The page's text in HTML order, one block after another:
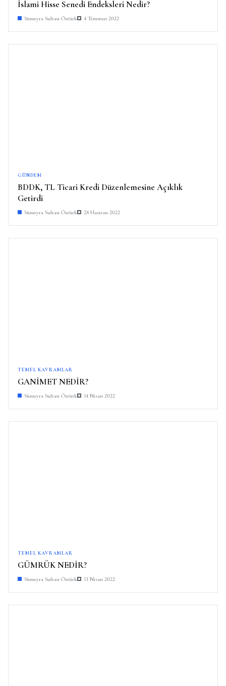
İslami Hisse Senedi Endeksleri Nedir?
Sümeyra Sultan Öztürk 4 Temmuz 2022
GÜNDEM
BDDK, TL Ticari Kredi Düzenlemesine Açıklık
Getirdi
Sümeyra Sultan Öztürk 28 Haziran 2022
TEMEL KAVRAMLAR
GANİMET NEDİR?
Sümeyra Sultan Öztürk 14 Nisan 2022
TEMEL KAVRAMLAR
GÜMRÜK NEDİR?
Sümeyra Sultan Öztürk 13 Nisan 2022